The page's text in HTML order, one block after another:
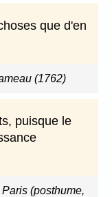
que d'en
(1762)
puisque le
(posthume,